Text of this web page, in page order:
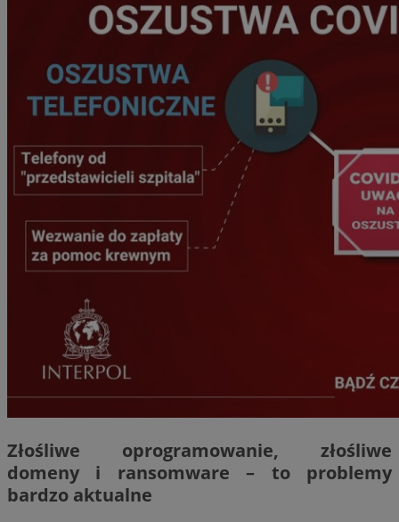
Złośliwe oprogramowanie, złośliwe
domeny i ransomware – to problemy
bardzo aktualne